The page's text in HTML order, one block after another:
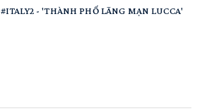
#ITALY2 - 'THÀNH PHỐ LÃNG MẠN LUCCA'